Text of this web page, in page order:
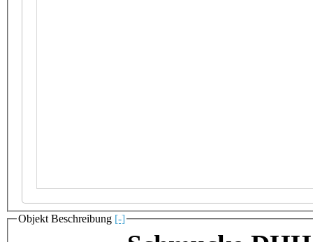
Objekt Beschreibung [-]